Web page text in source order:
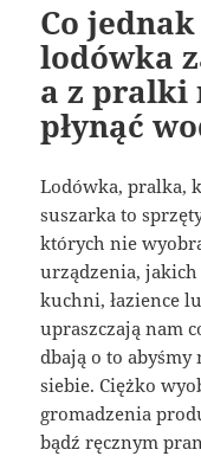
Co
lodówka
a z pralki
płynąć
Lodówka, pralka,
suszarka to
których nie
urządzenia,
kuchni, łazience
upraszczają nam
dbają o to
siebie. Ciężko
gromadzenia
bądź ręcznym